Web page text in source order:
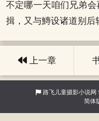
不定哪一天咱们兄弟
揖，又与鱄设诸道别后
上一章
路飞儿童摄影小说网
简体